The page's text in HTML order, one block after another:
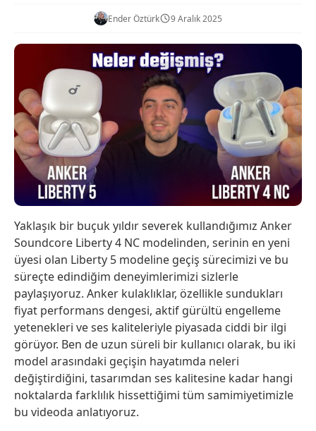
Ender Öztürk 9 Aralık 2025
Yaklaşık bir buçuk yıldır severek kullandığımız Anker
Soundcore Liberty 4 NC modelinden, serinin en yeni
üyesi olan Liberty 5 modeline geçiş sürecimizi ve bu
süreçte edindiğim deneyimlerimizi sizlerle
paylaşıyoruz. Anker kulaklıklar, özellikle sundukları
fiyat performans dengesi, aktif gürültü engelleme
yetenekleri ve ses kaliteleriyle piyasada ciddi bir ilgi
görüyor. Ben de uzun süreli bir kullanıcı olarak, bu iki
model arasındaki geçişin hayatımda neleri
değiştirdiğini, tasarımdan ses kalitesine kadar hangi
noktalarda farklılık hissettiğimi tüm samimiyetimizle
bu videoda anlatıyoruz.